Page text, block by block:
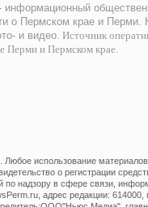
о Пермском крае и Перми.
и видео. Источник
Перми и Пермском крае.
использование материалов
о регистрации
по надзору в сфере связи,
адрес редакции: